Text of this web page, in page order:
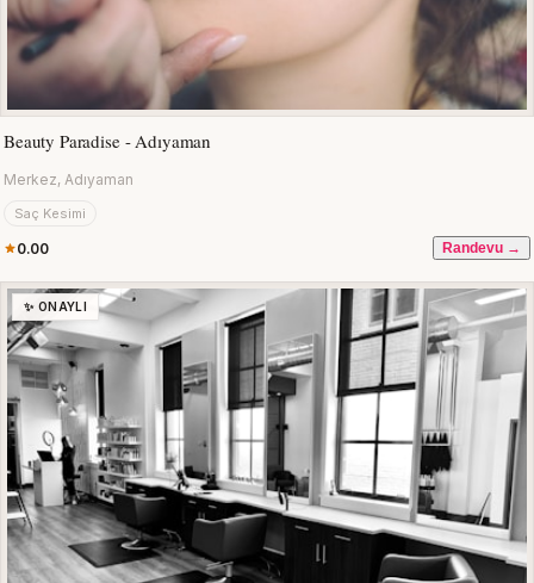
Beauty Paradise - Adıyaman
Merkez, Adıyaman
Saç Kesimi
0.00 Randevu →
✨ ONAYLI